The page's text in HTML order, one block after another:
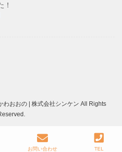
！
おおの | 株式会社シンケン All Rights
お問い合わせ TEL